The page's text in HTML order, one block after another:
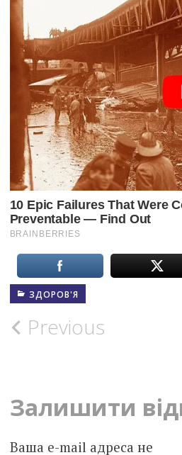
ЗДОРОВ'Я
Post
Previous
Залишити
Ваша e-mail адреса не